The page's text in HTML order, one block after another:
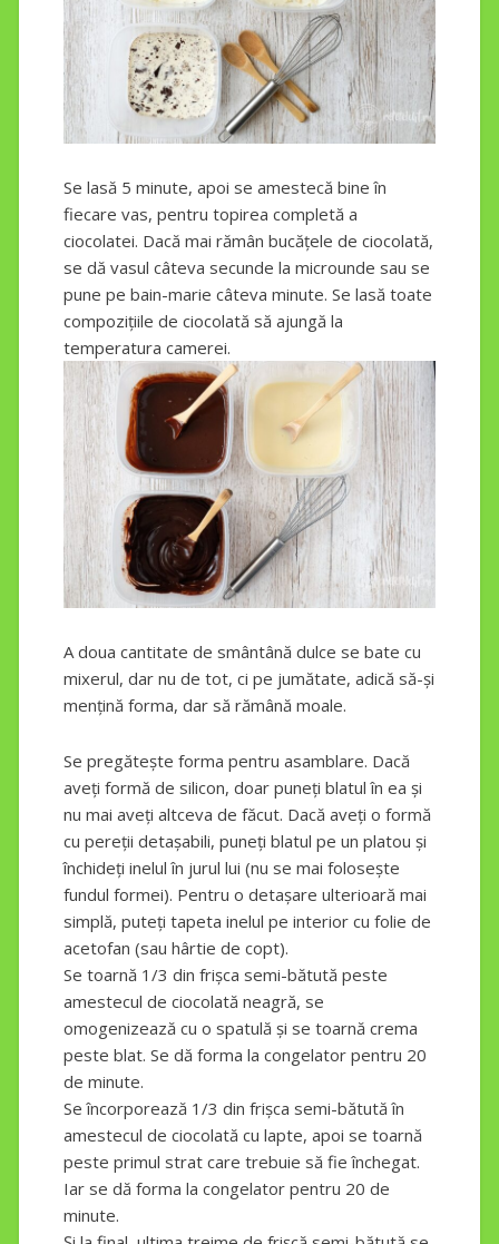
Se lasă 5 minute, apoi se amestecă bine în
fiecare vas, pentru topirea completă a
ciocolatei. Dacă mai rămân bucățele de ciocolată,
se dă vasul câteva secunde la microunde sau se
pune pe bain-marie câteva minute. Se lasă toate
compozițiile de ciocolată să ajungă la
temperatura camerei.
A doua cantitate de smântână dulce se bate cu
mixerul, dar nu de tot, ci pe jumătate, adică să-și
mențină forma, dar să rămână moale.
Se pregătește forma pentru asamblare. Dacă
aveți formă de silicon, doar puneți blatul în ea și
nu mai aveți altceva de făcut. Dacă aveți o formă
cu pereții detașabili, puneți blatul pe un platou și
închideți inelul în jurul lui (nu se mai folosește
fundul formei). Pentru o detașare ulterioară mai
simplă, puteți tapeta inelul pe interior cu folie de
acetofan (sau hârtie de copt).
Se toarnă 1/3 din frișca semi-bătută peste
amestecul de ciocolată neagră, se
omogenizează cu o spatulă și se toarnă crema
peste blat. Se dă forma la congelator pentru 20
de minute.
Se încorporează 1/3 din frișca semi-bătută în
amestecul de ciocolată cu lapte, apoi se toarnă
peste primul strat care trebuie să fie închegat.
Iar se dă forma la congelator pentru 20 de
minute.